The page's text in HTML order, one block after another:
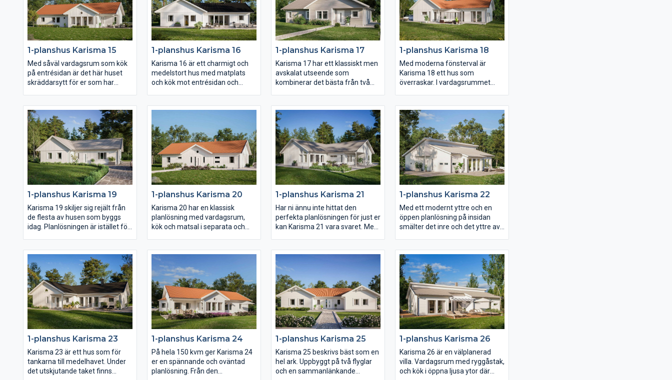
med eget badrum likaså.
Karisma 11 ger er mycket
funktion och hemtrevnad på en
lite mindre yta.
att varje hus blir unikt. Njut av en
härlig uteplats i vinkel, en separat
barnavdelning och alla
bekvämligheter inom nära
räckhåll.
Föräldrasovrummet har eget
badrum och i barndelen av huset
finns både allrum och wc.
utmärks av ljus och rymd som en
effekt av det höga snedtaket.
1-planshus Karisma 15
Med såväl vardagsrum som kök
på entrésidan är det här huset
skräddarsytt för er som har
riktningen. Även den
väderskyddade och ombonade
uteplatsen under tak ligger mot
entrésidan och också
föräldrasovrummet har ett
fönster åt det hållet. I övrigt har
Karisma 15 en härlig öppen och
ljusberikande planlösning.
1-planshus Karisma 16
Karisma 16 är ett charmigt och
medelstort hus med matplats
och kök mot entrésidan och
utrymme för såväl en stor
med sovrum samt allrum. Över
vardagsrum, kök och matplats
reser sig ett högt ryggåstak.
1-planshus Karisma 17
Karisma 17 har ett klassiskt men
avskalat utseende som
kombinerar det bästa från två
planlösning rum för det mesta.
Vardagsrummet ligger under det
öppna ryggåstaket och är delvis
sammanlänkat med kök och
matplats. Dessutom finns det
hela fyra sovrum samt ett allrum.
1-planshus Karisma 18
Med moderna fönsterval är
Karisma 18 ett hus som
överraskar. I vardagsrummet
genomgående i huset finns
fönster som löper ända ner till
golvet och på så sätt knyter ihop
utsidan med insidan. Köket är
stort och praktiskt och
föräldrasovrummet ett riktigt
lyxigt master bedroom.
1-planshus Karisma 19
Karisma 19 skiljer sig rejält från
de flesta av husen som byggs
idag. Planlösningen är istället för
separata fördelar.
Föräldrasovrummet ligger avskilt
med ett stort badrum och två (!)
klädkammare samt terrassdörr. I
samma vinkel men genom en
egen passage ligger de två barn-
och ungdomssovrummen med
eget allrum.
1-planshus Karisma 20
Karisma 20 har en klassisk
planlösning med vardagsrum,
kök och matsal i separata och
mot trädgårdssidan och har
terrassdörrar ut mot baksidan.
Klädvårdsavdelningen är
placerad för att fungera som
groventré och direktpassage in
fån carport eller garage.
1-planshus Karisma 21
Har ni ännu inte hittat den
perfekta planlösningen för just er
kan Karisma 21 vara svaret. Med
vardagsrum och allrum mot
trädgården samt husets alla
sovrum i ett och samma
väderstreck skapas en unik
planlösning. Barn- och
ungdomssovrummen har
dessutom ett eget gemensamt
badrum samt allrum.
1-planshus Karisma 22
Med ett modernt yttre och en
öppen planlösning på insidan
smälter det inre och det yttre av
rikligt med ljusinsläpp och ett
härligt öppet ryggåstak som
sträcker sig genom hela rummet.
Med entrén på gaveln och
mängder av fönsterpartier längs
ena långsidan är Karisma 22 ritat
för er med vacker utsikt över
skog och mark, vattendrag eller
varför inte en fantastiskt mysig
trädgård?
1-planshus Karisma 23
Karisma 23 är ett hus som för
tankarna till medelhavet. Under
det utskjutande taket finns
1-planshus Karisma 24
På hela 150 kvm ger Karisma 24
er en spännande och oväntad
planlösning. Från den
1-planshus Karisma 25
Karisma 25 beskrivs bäst som en
hel ark. Uppbyggt på två flyglar
och en sammanlänkande
1-planshus Karisma 26
Karisma 26 är en välplanerad
villa. Vardagsrum med ryggåstak,
och kök i öppna ljusa ytor där